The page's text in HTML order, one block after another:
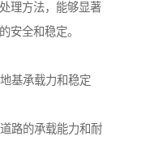
理方法，能够显著
安全和稳定。
基承载力和稳定
路的承载能力和耐